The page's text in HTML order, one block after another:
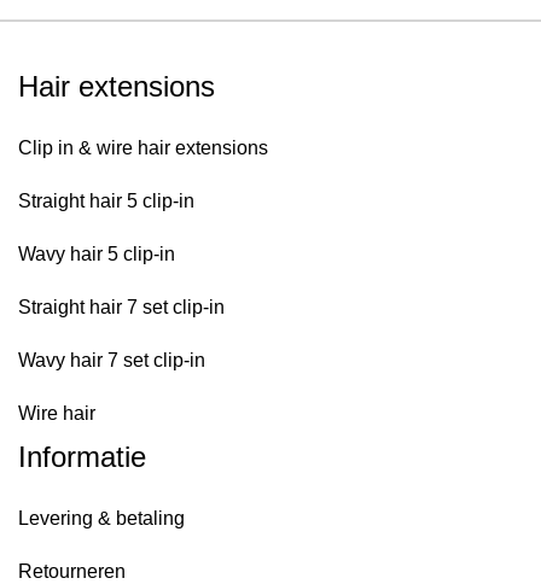
Hair extensions
Clip in & wire hair extensions
Straight hair 5 clip-in
Wavy hair 5 clip-in
Straight hair 7 set clip-in
Wavy hair 7 set clip-in
Wire hair
Informatie
Levering & betaling
Retourneren